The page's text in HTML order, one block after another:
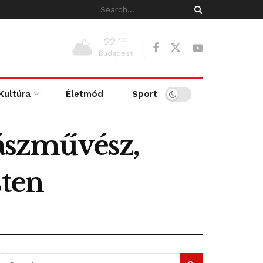
22 °C
Budapest
Életmód Sport